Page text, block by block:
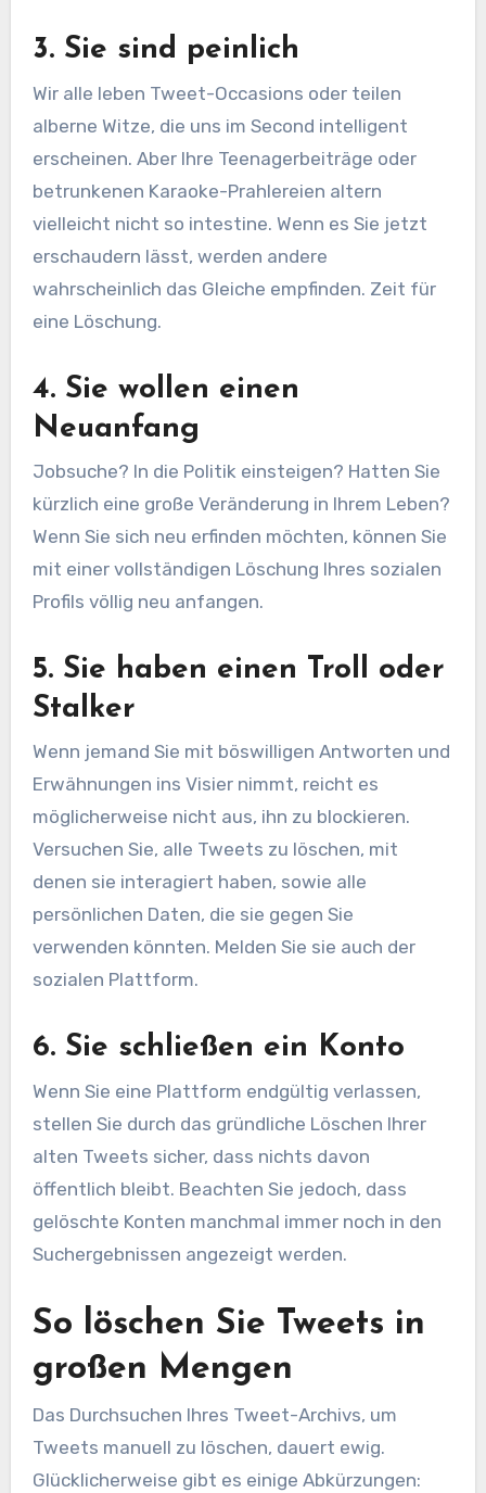
3. Sie sind peinlich
Wir alle leben Tweet-Occasions oder teilen
alberne Witze, die uns im Second intelligent
erscheinen. Aber Ihre Teenagerbeiträge oder
betrunkenen Karaoke-Prahlereien altern
vielleicht nicht so intestine. Wenn es Sie jetzt
erschaudern lässt, werden andere
wahrscheinlich das Gleiche empfinden. Zeit für
eine Löschung.
4. Sie wollen einen
Neuanfang
Jobsuche? In die Politik einsteigen? Hatten Sie
kürzlich eine große Veränderung in Ihrem Leben?
Wenn Sie sich neu erfinden möchten, können Sie
mit einer vollständigen Löschung Ihres sozialen
Profils völlig neu anfangen.
5. Sie haben einen Troll oder
Stalker
Wenn jemand Sie mit böswilligen Antworten und
Erwähnungen ins Visier nimmt, reicht es
möglicherweise nicht aus, ihn zu blockieren.
Versuchen Sie, alle Tweets zu löschen, mit
denen sie interagiert haben, sowie alle
persönlichen Daten, die sie gegen Sie
verwenden könnten. Melden Sie sie auch der
sozialen Plattform.
6. Sie schließen ein Konto
Wenn Sie eine Plattform endgültig verlassen,
stellen Sie durch das gründliche Löschen Ihrer
alten Tweets sicher, dass nichts davon
öffentlich bleibt. Beachten Sie jedoch, dass
gelöschte Konten manchmal immer noch in den
Suchergebnissen angezeigt werden.
So löschen Sie Tweets in
großen Mengen
Das Durchsuchen Ihres Tweet-Archivs, um
Tweets manuell zu löschen, dauert ewig.
Glücklicherweise gibt es einige Abkürzungen: